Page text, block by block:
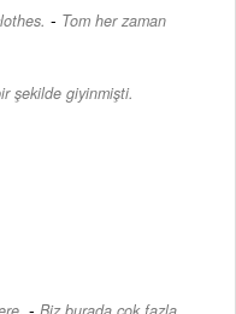
- Tom her zaman
şekilde giyinmişti.
-